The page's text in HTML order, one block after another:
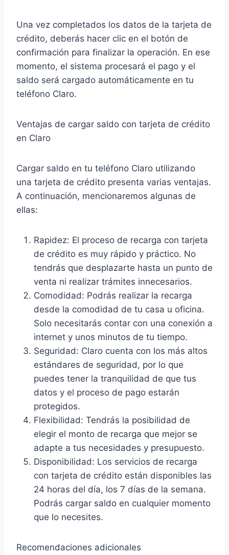
Una vez completados los datos de la tarjeta de
crédito, deberás hacer clic en el botón de
confirmación para finalizar la operación. En ese
momento, el sistema procesará el pago y el
saldo será cargado automáticamente en tu
teléfono Claro.
Ventajas de cargar saldo con tarjeta de crédito
en Claro
Cargar saldo en tu teléfono Claro utilizando
una tarjeta de crédito presenta varias ventajas.
A continuación, mencionaremos algunas de
ellas:
Rapidez: El proceso de recarga con tarjeta
de crédito es muy rápido y práctico. No
tendrás que desplazarte hasta un punto de
venta ni realizar trámites innecesarios.
Comodidad: Podrás realizar la recarga
desde la comodidad de tu casa u oficina.
Solo necesitarás contar con una conexión a
internet y unos minutos de tu tiempo.
Seguridad: Claro cuenta con los más altos
estándares de seguridad, por lo que
puedes tener la tranquilidad de que tus
datos y el proceso de pago estarán
protegidos.
Flexibilidad: Tendrás la posibilidad de
elegir el monto de recarga que mejor se
adapte a tus necesidades y presupuesto.
Disponibilidad: Los servicios de recarga
con tarjeta de crédito están disponibles las
24 horas del día, los 7 días de la semana.
Podrás cargar saldo en cualquier momento
que lo necesites.
Recomendaciones adicionales